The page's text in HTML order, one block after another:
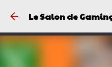
Passer au
Le Salon de